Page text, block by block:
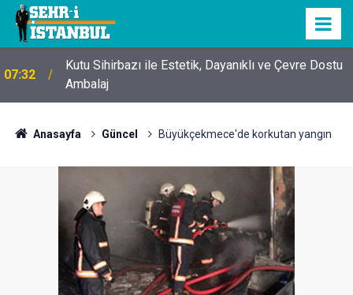
07:32
Kutu Sihirbazı ile Estetik, Dayanıklı ve Çevre Dostu
Ambalaj
Anasayfa Güncel Büyükçekmece'de korkutan yangın